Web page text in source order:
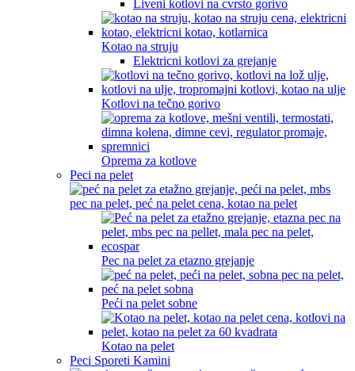
Liveni kotlovi na cvrsto gorivo
Kotao na struju
Elektricni kotlovi za grejanje
Kotlovi na tečno gorivo
Oprema za kotlove
Peci na pelet
Pec na pelet za etazno grejanje
Peći na pelet sobne
Kotao na pelet
Peci Sporeti Kamini